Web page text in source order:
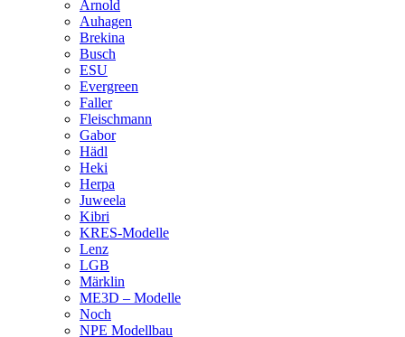
Arnold
Auhagen
Brekina
Busch
ESU
Evergreen
Faller
Fleischmann
Gabor
Hädl
Heki
Herpa
Juweela
Kibri
KRES-Modelle
Lenz
LGB
Märklin
ME3D – Modelle
Noch
NPE Modellbau